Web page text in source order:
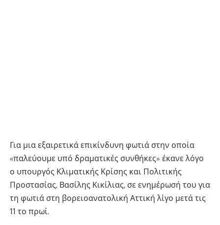
Για μια εξαιρετικά επικίνδυνη φωτιά στην οποία
«παλεύουμε υπό δραματικές συνθήκες» έκανε λόγο
ο υπουργός Κλιματικής Κρίσης και Πολιτικής
Προστασίας, Βασίλης Κικίλιας, σε ενημέρωσή του για
τη φωτιά στη βορειοανατολική Αττική λίγο μετά τις
11 το πρωί.